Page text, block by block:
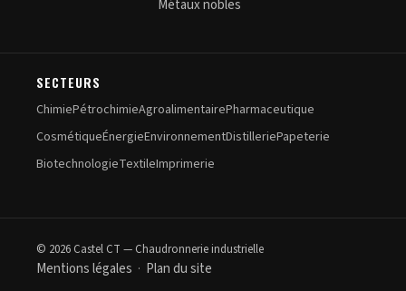
Métaux nobles
SECTEURS
ChimiePétrochimieAgroalimentairePharmaceutique
CosmétiqueÉnergieEnvironnementDistilleriePapeterie
BiotechnologieTextileImprimerie
© 2026 Castel CT — Chaudronnerie industrielle
Mentions légales · Plan du site